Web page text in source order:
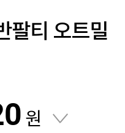
팔티 오트밀
원